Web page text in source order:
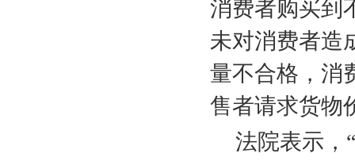
消费者购买到
未对消费者造
量不合格，消
售者请求货物
法院表示，